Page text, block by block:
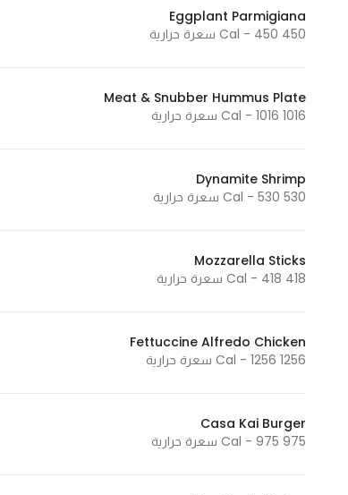
Eggplant Parmigiana
450 Cal - 450 سعرة حرارية
Meat & Snubber Hummus Plate
1016 Cal - 1016 سعرة حرارية
Dynamite Shrimp
530 Cal - 530 سعرة حرارية
Mozzarella Sticks
418 Cal - 418 سعرة حرارية
Fettuccine Alfredo Chicken
1256 Cal - 1256 سعرة حرارية
Casa Kai Burger
975 Cal - 975 سعرة حرارية